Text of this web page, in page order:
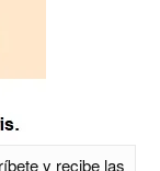
y recibe las